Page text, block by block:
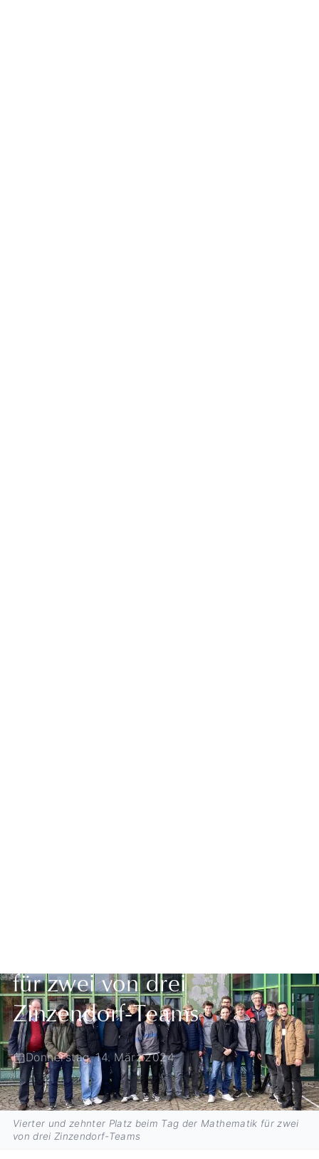
für zwei von drei
Zinzendorf-Teams
Donnerstag, 14. März 2024
Vierter und zehnter Platz beim Tag der Mathematik für zwei
von drei Zinzendorf-Teams